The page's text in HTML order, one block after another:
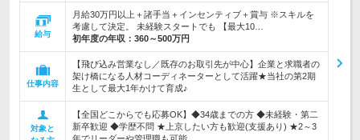
給与
月給30万円以上＋諸手当＋インセンティブ＋賞与 ※スキルを
考慮して決定。 未経験スタートでも 【最大10…
初年度の年収： 360～500万円
仕事内容
【飛び込み営業なし／既存のお取引先が中心】企業と求職者の
架け橋になる人材コーディネーターとして活躍★当社の第2期
生として最大1年かけて育成♪
対象と
【全国どこからでも応募OK】◆34歳までの方 ◆未経験・第二
新卒歓迎 ◆学歴不問 ★上京したい方も歓迎(支援あり) ★2～3